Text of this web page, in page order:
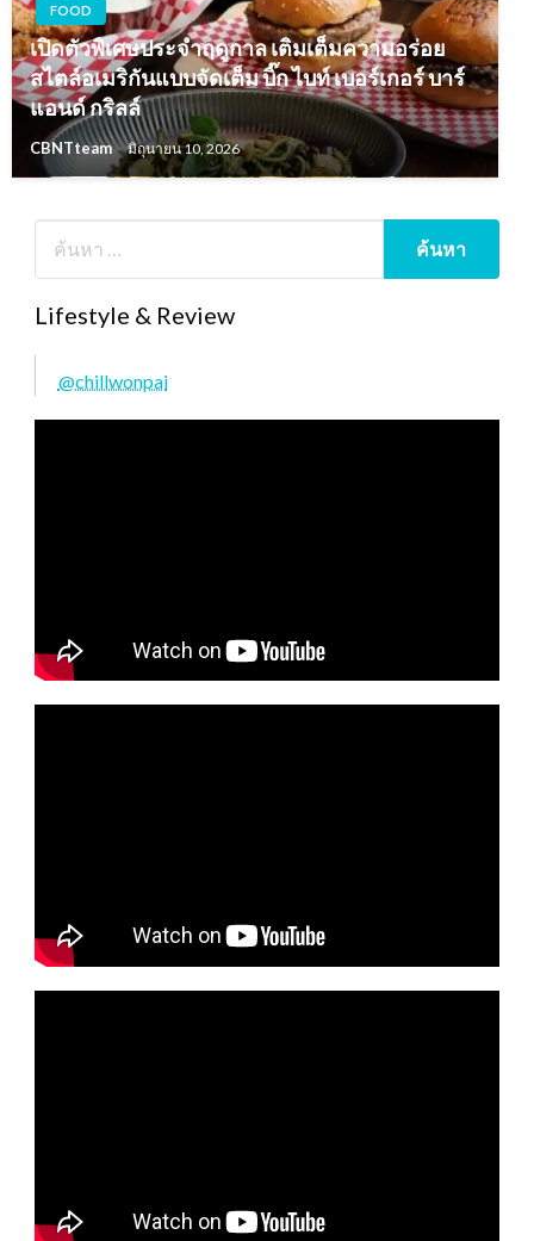
FOOD
เปิดตัวพิเศษประจำฤดูกาล เติมเต็มความอร่อย
สไตล์อเมริกันแบบจัดเต็ม บิ๊ก ไบท์ เบอร์เกอร์ บาร์
แอนด์ กริลล์
CBNTteam มิถุนายน 10, 2026
Lifestyle & Review
@chillwonpai